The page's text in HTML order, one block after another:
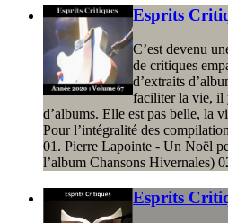
Esprits
C’est devenu
de critiques
d’extraits
faciliter la vie, il
d’albums. Elle est pas belle, la
Pour l’intégralité des
01. Pierre Lapointe - Un Noël
l’album Chansons Hivernales)
Esprits